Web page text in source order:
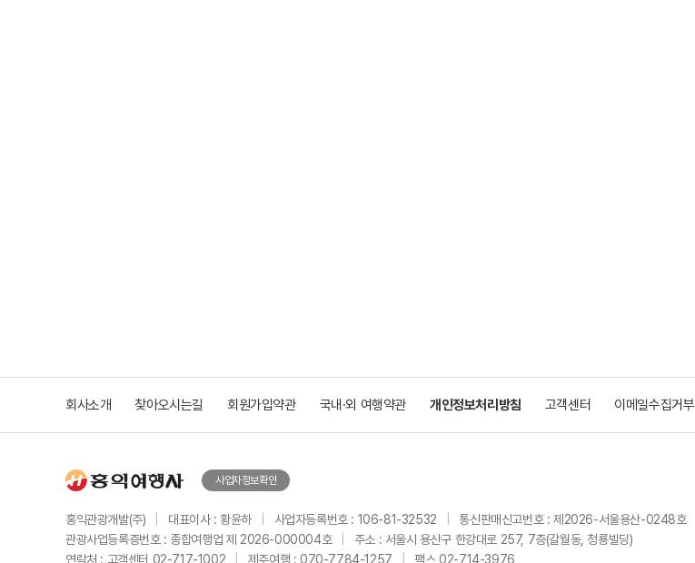
회사소개 찾아오시는길 회원가입약관 국내·외 여행약관 개인정보처리방침 고객센터 이메일수집거부
사업자정보확인
홍익관광개발(주) 대표이사 : 황윤하 사업자등록번호 : 106-81-32532
통신판매신고번호 : 제2026-서울용산-0248호
관광사업등록증번호 : 종합여행업 제 2026-000004호
주소 : 서울시 용산구 한강대로 257, 7층(갈월동, 청룡빌딩)
연락처 : 고객센터 02-717-1002
제주여행 : 070-7784-1257 팩스 02-714-3976